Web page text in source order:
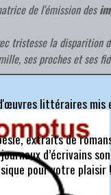
de l'émission des
tristesse la disparition
ses proches et ses
littéraires mis
extraits de
d’écrivains
pour votre plaisir !